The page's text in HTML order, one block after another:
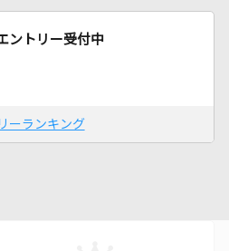
ントリー受付中
ーランキング